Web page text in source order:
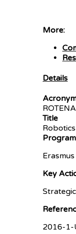
More:
Details
Title
Erasmus
Key
2016-1-